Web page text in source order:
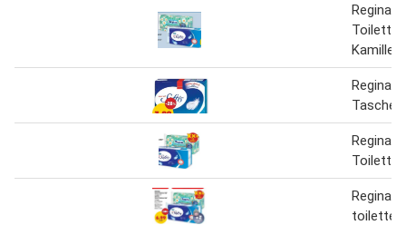
Regina
Kamille
Regina
Regina
Regina